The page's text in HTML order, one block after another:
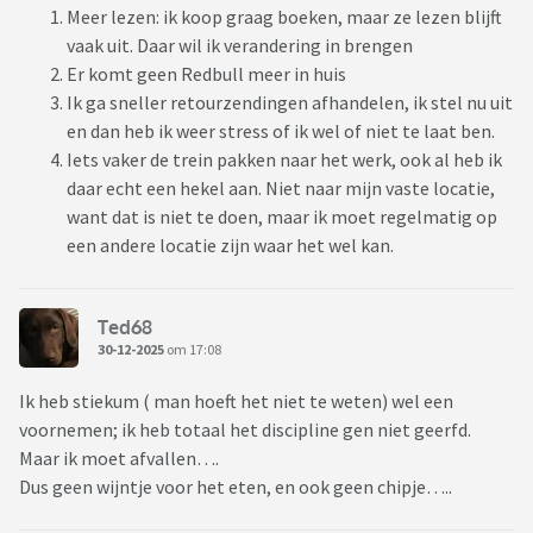
Meer lezen: ik koop graag boeken, maar ze lezen blijft
vaak uit. Daar wil ik verandering in brengen
Er komt geen Redbull meer in huis
Ik ga sneller retourzendingen afhandelen, ik stel nu uit
en dan heb ik weer stress of ik wel of niet te laat ben.
Iets vaker de trein pakken naar het werk, ook al heb ik
daar echt een hekel aan. Niet naar mijn vaste locatie,
want dat is niet te doen, maar ik moet regelmatig op
een andere locatie zijn waar het wel kan.
Ted68
30-12-2025 om 17:08
Ik heb stiekum ( man hoeft het niet te weten) wel een
voornemen; ik heb totaal het discipline gen niet geerfd.
Maar ik moet afvallen….
Dus geen wijntje voor het eten, en ook geen chipje…..